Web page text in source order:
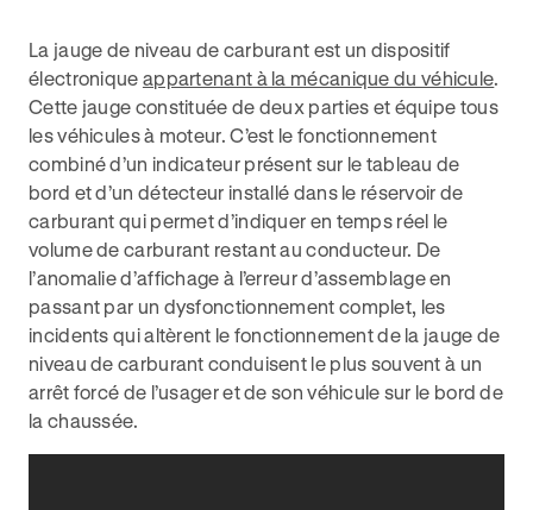
La jauge de niveau de carburant est un dispositif
électronique appartenant à la mécanique du véhicule.
Cette jauge constituée de deux parties et équipe tous
les véhicules à moteur. C’est le fonctionnement
combiné d’un indicateur présent sur le tableau de
bord et d’un détecteur installé dans le réservoir de
carburant qui permet d’indiquer en temps réel le
volume de carburant restant au conducteur. De
l’anomalie d’affichage à l’erreur d’assemblage en
passant par un dysfonctionnement complet, les
incidents qui altèrent le fonctionnement de la jauge de
niveau de carburant conduisent le plus souvent à un
arrêt forcé de l’usager et de son véhicule sur le bord de
la chaussée.